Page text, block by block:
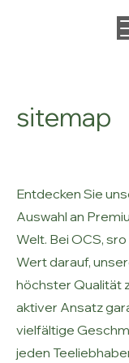
sitemap
Entdecken Sie
Auswahl an
Welt. Bei OCS,
Wert darauf,
höchster Qualität
aktiver Ansatz
vielfältige
jeden